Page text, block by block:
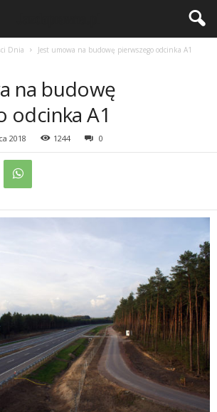
Dnia Jest umowa na budowę pierwszego odcinka A1
na budowę
odcinka A1
2018 1244 0